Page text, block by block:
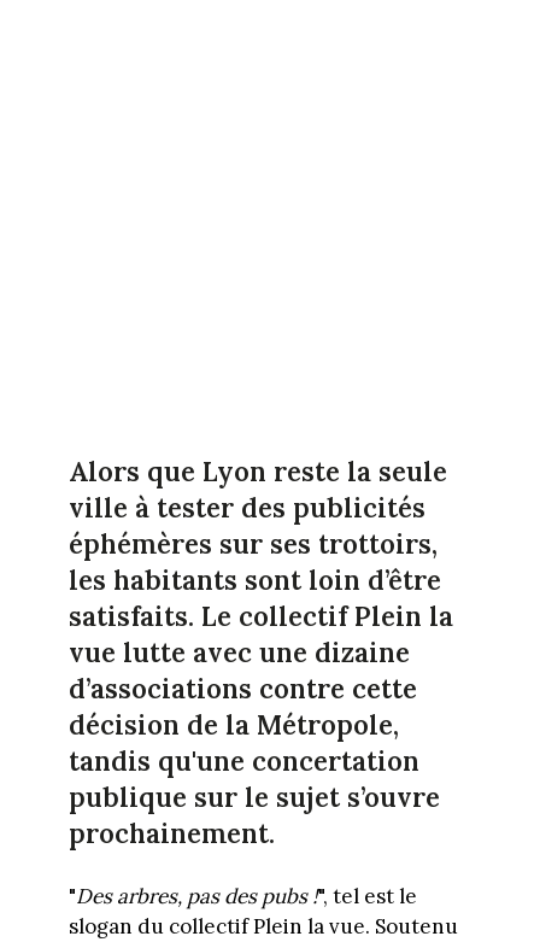
Alors que Lyon reste la seule
ville à tester des publicités
éphémères sur ses trottoirs,
les habitants sont loin d’être
satisfaits. Le collectif Plein la
vue lutte avec une dizaine
d’associations contre cette
décision de la Métropole,
tandis qu'une concertation
publique sur le sujet s’ouvre
prochainement.
"Des arbres, pas des pubs !", tel est le
slogan du collectif Plein la vue. Soutenu